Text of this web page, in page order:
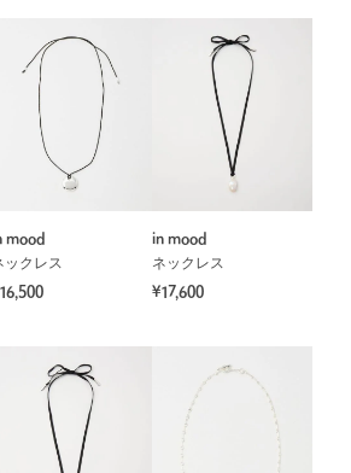
mood
ックレス
in mood
ネックレス
¥17,600